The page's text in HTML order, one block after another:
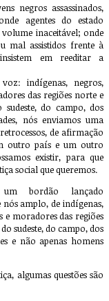
negros assassinados,
agentes do estado
inaceitável; onde
mal assistidos frente à
em reeditar a
indígenas, negros,
das regiões norte e
do campo, dos
nós enviamos uma
de afirmação
outro país e um outro
existir, para que
social que queremos.
bordão lançado
nós amplo, de indígenas,
e moradores das regiões
sudeste, do campo, dos
e não apenas homens
algumas questões são